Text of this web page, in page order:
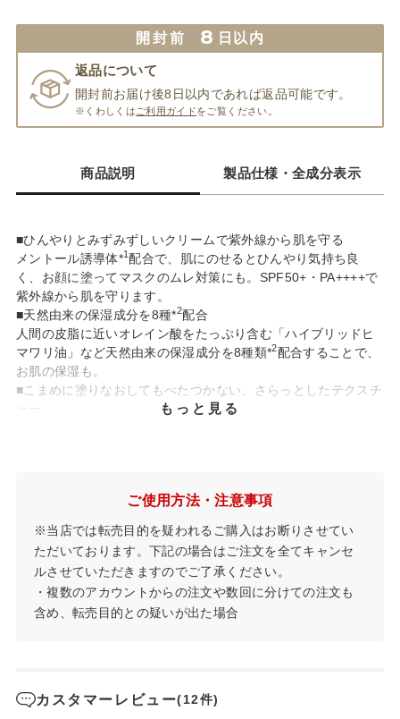
開封前 8 日以内
返品について
開封前お届け後8日以内であれば返品可能です。
※くわしくは ご利用ガイドをご覧ください。
商品説明 製品仕様・全成分表示
■ひんやりとみずみずしいクリームで紫外線から肌を守る
メントール誘導体*1配合で、肌にのせるとひんやり気持ち良
く、お顔に塗ってマスクのムレ対策にも。SPF50+・PA++++で
紫外線から肌を守ります。
■天然由来の保湿成分を8種*2配合
人間の皮脂に近いオレイン酸をたっぷり含む「ハイブリッドヒ
マワリ油」など天然由来の保湿成分を8種類*2配合することで、
お肌の保湿も。
■こまめに塗りなおしてもべたつかない、さらっとしたテクスチ
根エキス、アセロラ種子エキス
もっと見る
ご使用方法・注意事項
※当店では転売目的を疑われるご購入はお断りさせてい
ただいております。下記の場合はご注文を全てキャンセ
ルさせていただきますのでご了承ください。
・複数のアカウントからの注文や数回に分けての注文も
含め、転売目的との疑いが出た場合
カスタマーレビュー(12件)